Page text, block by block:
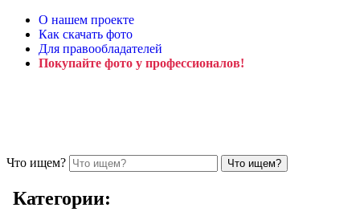
О нашем проекте
Как скачать фото
Для правообладателей
Покупайте фото у профессионалов!
Что ищем?
Категории: